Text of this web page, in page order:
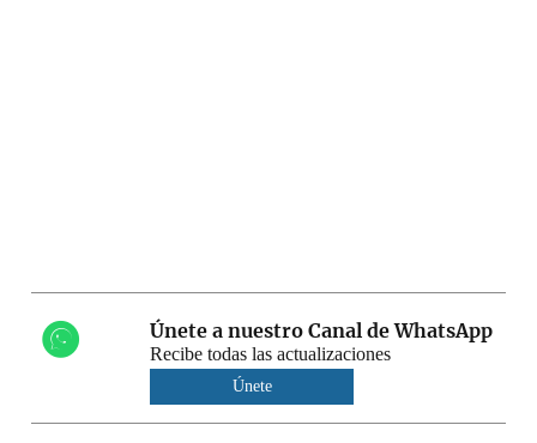
Únete a nuestro Canal de WhatsApp
Recibe todas las actualizaciones
Únete